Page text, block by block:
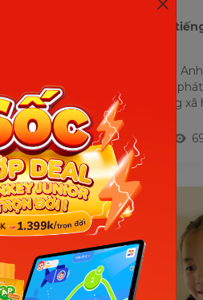
14+ phần mềm học
Phần mềm học tiếng
vốn từ vựng kỹ năng
phát triển các kỹ năng
tốt hơn. Say...
28/03/2022